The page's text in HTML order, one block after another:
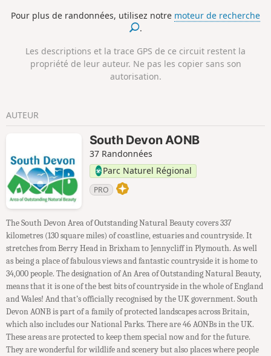
de départ et d'arrivée.
Pour plus de randonnées, utilisez notre moteur de recherche
.
Les descriptions et la trace GPS de ce circuit restent la
propriété de leur auteur. Ne pas les copier sans son
autorisation.
AUTEUR
South Devon AONB
37 Randonnées
Parc Naturel Régional
PRO
The South Devon Area of Outstanding Natural Beauty covers 337
kilometres (130 square miles) of coastline, estuaries and countryside. It
stretches from Berry Head in Brixham to Jennycliff in Plymouth. As well
as being a place of fabulous views and fantastic countryside it is home to
34,000 people. The designation of An Area of Outstanding Natural Beauty,
means that it is one of the best bits of countryside in the whole of England
and Wales! And that’s officially recognised by the UK government. South
Devon AONB is part of a family of protected landscapes across Britain,
which also includes our National Parks. There are 46 AONBs in the UK.
These areas are protected to keep them special now and for the future.
They are wonderful for wildlife and scenery but also places where people